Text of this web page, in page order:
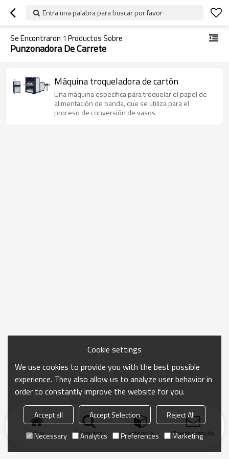
Entra una palabra para buscar por favor
Se Encontraron 1 Productos Sobre
Punzonadora De Carrete
Máquina troqueladora de cartón
Una máquina específica para troquelar el papel de
alimentación de banda, que se utiliza para el
proceso de conversión de vasos
Inicio búsqueda categoría Enviar consulta
Cookie settings
We use cookies to provide you with the best possible
experience. They also allow us to analyze user behavior in
order to constantly improve the website for you.
Accept all Accept Selection
Reject All
Necessary
Analytics Preferences Marketing